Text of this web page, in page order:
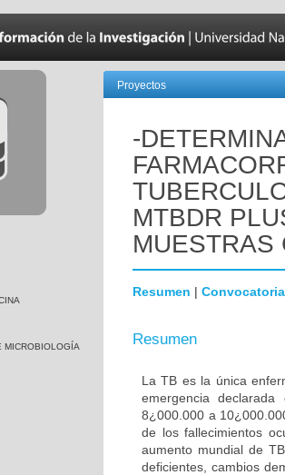
MICROBIOLOGÍA
Proyectos
-
MTBDR
MUESTRAS
Resumen | Convocatoria
Resumen
La TB es la única
emergencia
8¿000.000 a
de los fallecimientos
aumento mundial de
deficientes, cambios